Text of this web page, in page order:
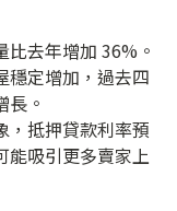
去年增加 36%。
穩定增加，過去四
長。
，抵押貸款利率預
能吸引更多賣家上